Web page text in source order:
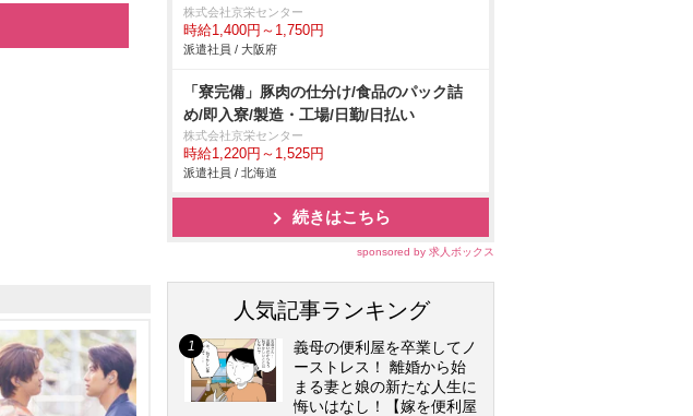
株式会社京栄センター
時給1,400円～1,750円
派遣社員 / 大阪府
「寮完備」豚肉の仕分け/食品のパック詰
め/即入寮/製造・工場/日勤/日払い
株式会社京栄センター
時給1,220円～1,525円
派遣社員 / 北海道
続きはこちら
sponsored by 求人ボックス
人気記事ランキング
義母の便利屋を卒業してノ
ーストレス！ 離婚から始
まる妻と娘の新たな人生に
悔いはなし！【嫁を便利屋